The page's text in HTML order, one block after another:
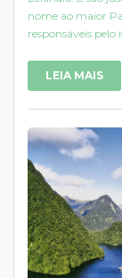
nome ao maior
responsáveis pelo
LEIA MAIS